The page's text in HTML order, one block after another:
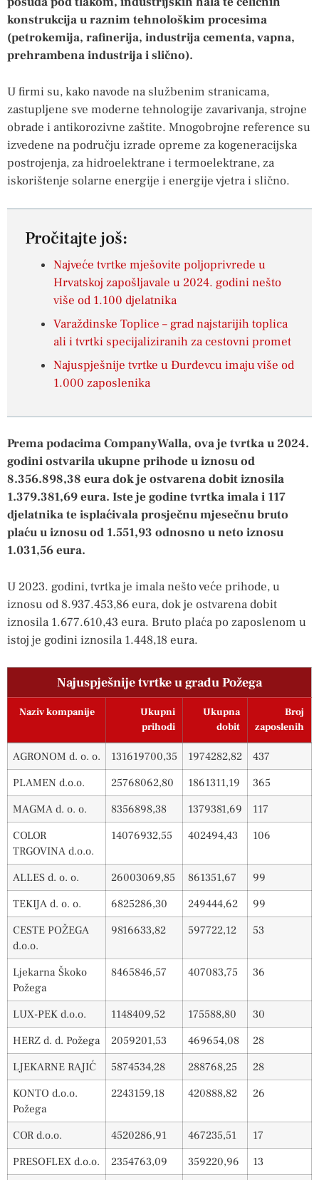
konstrukcija u raznim tehnološkim procesima
(petrokemija, rafinerija, industrija cementa, vapna,
prehrambena industrija i slično).
U firmi su, kako navode na službenim stranicama,
zastupljene sve moderne tehnologije zavarivanja, strojne
obrade i antikorozivne zaštite. Mnogobrojne reference su
izvedene na području izrade opreme za kogeneracijska
postrojenja, za hidroelektrane i termoelektrane, za
iskorištenje solarne energije i energije vjetra i slično.
Pročitajte još:
Najveće tvrtke mješovite poljoprivrede u
Hrvatskoj zapošljavale u 2024. godini nešto
više od 1.100 djelatnika
Varaždinske Toplice – grad najstarijih toplica
ali i tvrtki specijaliziranih za cestovni promet
Najuspješnije tvrtke u Đurđevcu imaju više od
1.000 zaposlenika
Prema podacima CompanyWalla, ova je tvrtka u 2024.
godini ostvarila ukupne prihode u iznosu od
8.356.898,38 eura dok je ostvarena dobit iznosila
1.379.381,69 eura. Iste je godine tvrtka imala i 117
djelatnika te isplaćivala prosječnu mjesečnu bruto
plaću u iznosu od 1.551,93 odnosno u neto iznosu
1.031,56 eura.
U 2023. godini, tvrtka je imala nešto veće prihode, u
iznosu od 8.937.453,86 eura, dok je ostvarena dobit
iznosila 1.677.610,43 eura. Bruto plaća po zaposlenom u
istoj je godini iznosila 1.448,18 eura.
Najuspješnije tvrtke u gradu Požega
Naziv kompanije
Ukupni
prihodi
Ukupna
dobit
Broj
zaposlenih
AGRONOM d. o. o. 131619700,35 1974282,82
437
PLAMEN d.o.o.
25768062,80 1861311,19
365
MAGMA d. o. o.
8356898,38 1379381,69
117
COLOR
TRGOVINA d.o.o.
14076932,55 402494,43 106
ALLES d. o. o. 26003069,85 861351,67
99
TEKIJA d. o. o.
6825286,30 249444,62
99
CESTE POŽEGA
d.o.o.
9816633,82 597722,12 53
Ljekarna Škoko
Požega
8465846,57 407083,75 36
LUX-PEK d.o.o. 1148409,52 175588,80
30
HERZ d. d. Požega
2059201,53 469654,08
28
LJEKARNE RAJIĆ
5874534,28 288768,25
28
KONTO d.o.o.
Požega
2243159,18 420888,82 26
COR d.o.o. 4520286,91 467235,51
17
PRESOFLEX d.o.o.
2354763,09 359220,96
13